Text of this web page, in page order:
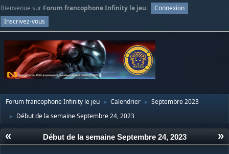
Bienvenue sur Forum francophone Infinity le jeu.
Connexion
Inscrivez-vous
Forum francophone Infinity le jeu ► Calendrier ► Septembre 2023
► Début de la semaine Septembre 24, 2023
« »
Début de la semaine Septembre 24, 2023